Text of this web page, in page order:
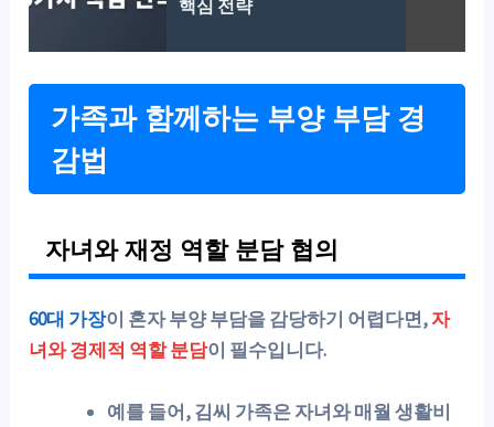
핵심 전략
가족과 함께하는 부양 부담 경
감법
자녀와 재정 역할 분담 협의
60대 가장이 혼자 부양 부담을 감당하기 어렵다면,자
녀와 경제적 역할 분담이 필수입니다.
예를 들어, 김씨 가족은 자녀와 매월 생활비